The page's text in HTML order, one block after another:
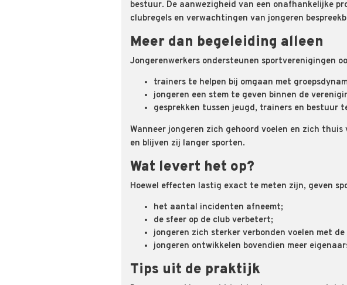
bestuur. De aanwezigheid van een onafhankelijke
clubregels en verwachtingen van jongeren
Meer dan begeleiding alleen
Jongerenwerkers ondersteunen sportverenigingen
trainers te helpen bij omgaan met
jongeren een stem te geven binnen de
gesprekken tussen jeugd, trainers en bestuur
Wanneer jongeren zich gehoord voelen en zich
en blijven zij langer sporten.
Wat levert het op?
Hoewel effecten lastig exact te meten zijn, geven
het aantal incidenten afneemt;
de sfeer op de club verbetert;
jongeren zich sterker verbonden voelen met
jongeren ontwikkelen bovendien meer
Tips uit de praktijk